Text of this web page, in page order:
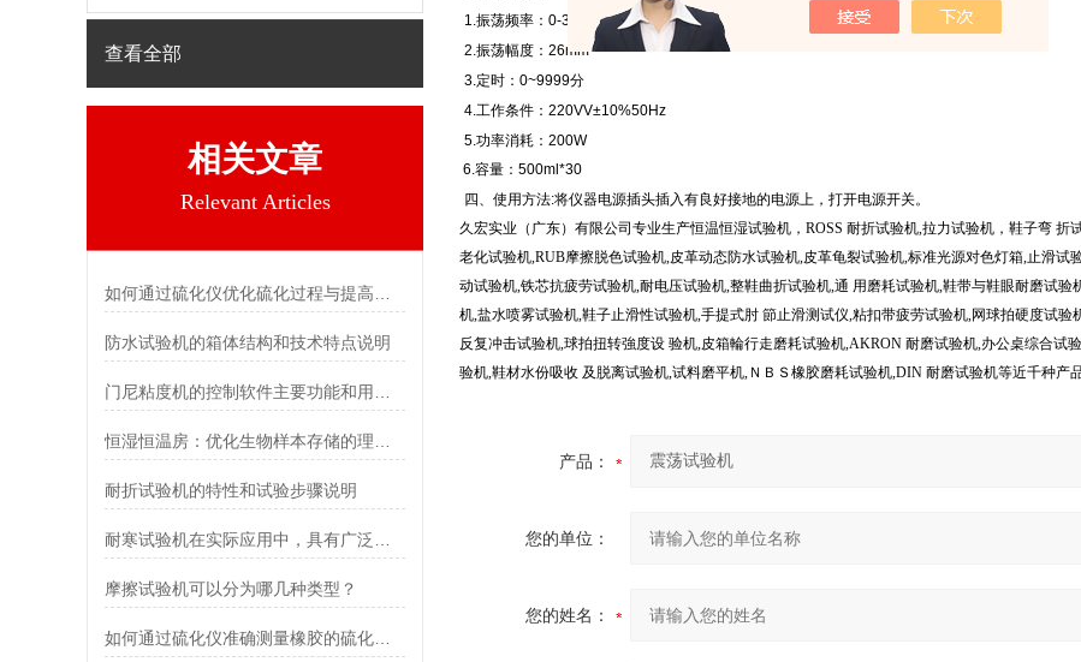
查看全部
相关文章
Relevant Articles
防水试验机的箱体结构和技术特点说明
耐折试验机的特性和试验步骤说明
摩擦试验机可以分为哪几种类型？
如何通过硫化仪准确测量橡胶的硫化时间与温度？
1.振荡频率：0-300次/分可调（回旋）
2.振荡幅度：26mm
3.定时：0~9999分
4.工作条件：220VV±10%50Hz
5.功率消耗：200W
6.容量：500ml*30
四、使用方法:将仪器电源插头插入有良好接地的电源上，打开电源开关。
久宏实业（广东）有限公司专业生产恒温恒湿试验机，ROSS 耐折试验机,拉力试验机，鞋子弯
老化试验机,RUB摩擦脱色试验机,皮革动态防水试验机,皮革龟裂试验机,标准光源对色灯箱,止滑
动试验机,铁芯抗疲劳试验机,耐电压试验机,整鞋曲折试验机,通 用磨耗试验机,鞋带与鞋眼耐磨试
机,盐水喷雾试验机,鞋子止滑性试验机,手提式肘 節止滑测试仪,粘扣带疲劳试验机,网球拍硬度试
反复冲击试验机,球拍扭转強度设 验机,皮箱輪行走磨耗试验机,AKRON 耐磨试验机,办公桌综合试
验机,鞋材水份吸收 及脱离试验机,试料磨平机,ＮＢＳ橡胶磨耗试验机,DIN 耐磨试验机等近千种产品
产品：
您的单位：
您的姓名：